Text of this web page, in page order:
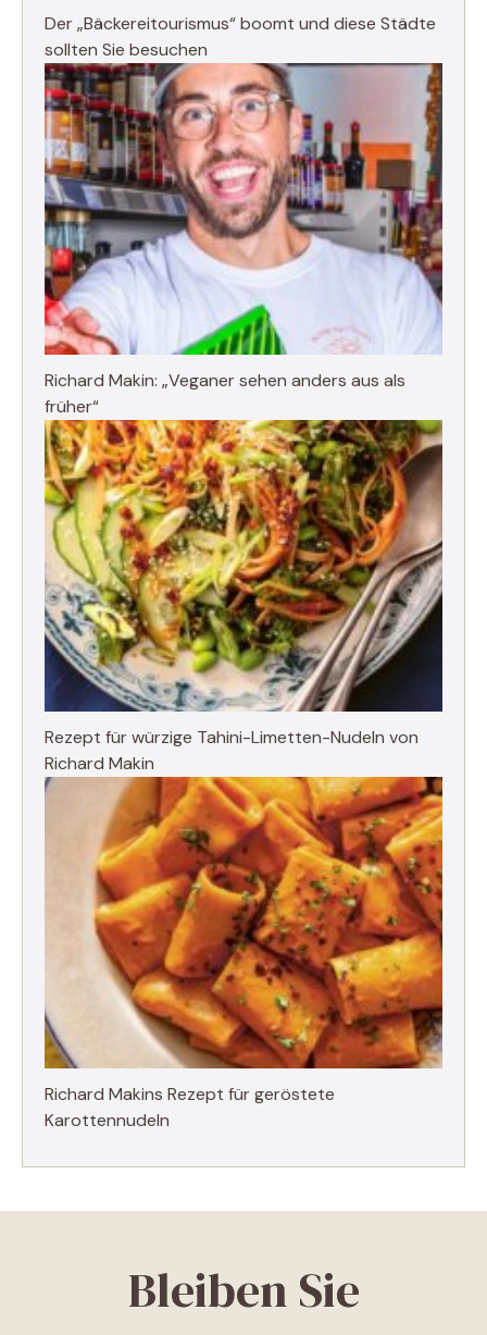
Der „Bäckereitourismus“ boomt und diese Städte
sollten Sie besuchen
Richard Makin: „Veganer sehen anders aus als
früher“
Rezept für würzige Tahini-Limetten-Nudeln von
Richard Makin
Richard Makins Rezept für geröstete
Karottennudeln
Bleiben Sie